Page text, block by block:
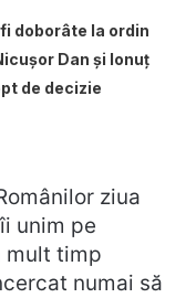
doborâte la ordin
Dan și Ionuț
de decizie
ziua
unim pe
mult timp
numai să